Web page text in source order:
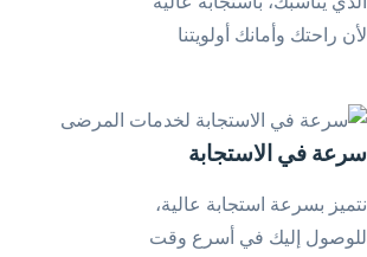
لأن راحتك وأمانك أولويتنا
سرعة في الاستجابة
نتميز بسرعة استجابة عالية،
للوصول إليك في أسرع وقت